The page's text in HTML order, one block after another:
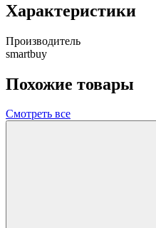
Характеристики
Производитель
smartbuy
Похожие товары
Смотреть все